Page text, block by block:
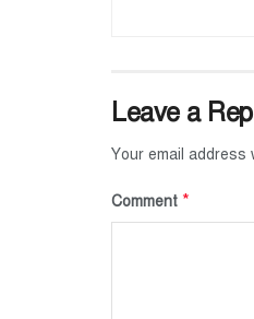
Leave a
Your email address
Comment *